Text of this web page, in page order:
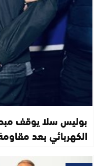
بوليس سلا يوقف
الكهربائي بعد